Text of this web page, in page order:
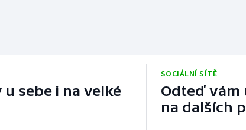
sebe i na velké
SOCIÁLNÍ SÍTĚ
Odteď vám
na dalších